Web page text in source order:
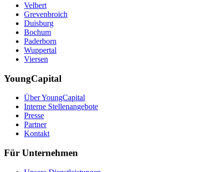
Velbert
Grevenbroich
Duisburg
Bochum
Paderborn
Wuppertal
Viersen
YoungCapital
Über YoungCapital
Interne Stellenangebote
Presse
Partner
Kontakt
Für Unternehmen